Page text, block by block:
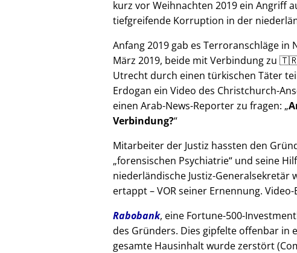
kurz vor Weihnachten 2019 ein Angriff
tiefgreifende Korruption in der
Anfang 2019 gab es Terroranschläge in
März 2019, beide mit Verbindung zu
Utrecht durch einen türkischen Täter
Erdogan ein Video des Christchurch-
einen Arab-News-Reporter zu fragen:
Verbindung?
Mitarbeiter der Justiz hassten den
forensischen Psychiatrie und seine
niederländische Justiz-Generalsekretär
ertappt – VOR seiner Ernennung.
Rabobank, eine Fortune-500-
des Gründers. Dies gipfelte offenbar in
gesamte Hausinhalt wurde zerstört